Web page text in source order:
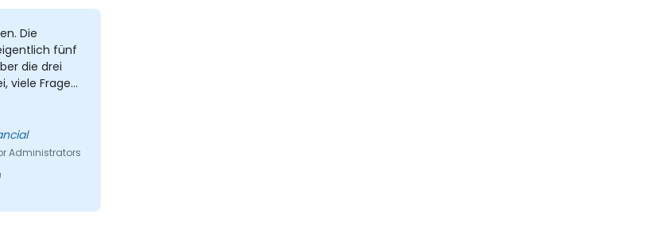
Die
fünf
die drei
viele Fragen
der Arbeit
Administrators